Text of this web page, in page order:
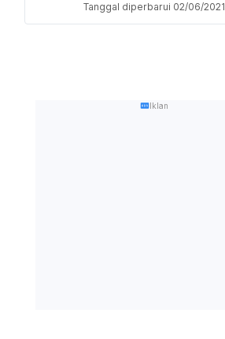
Tanggal diperbarui 02/06/2021
Iklan